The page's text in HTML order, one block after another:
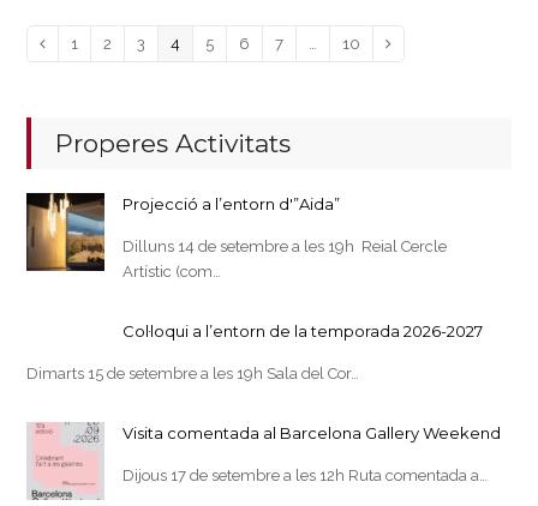
Previous
Page
1 Page
2 Page
3 Page
4 Page
5 Page
6 Page
7 Page
10 Next
Properes Activitats
Projecció a l’entorn d'”Aida”
Dilluns 14 de setembre a les 19h Reial Cercle
Artístic (com…
Col·loqui a l’entorn de la temporada 2026-2027
Dimarts 15 de setembre a les 19h Sala del Cor…
Visita comentada al Barcelona Gallery Weekend
Dijous 17 de setembre a les 12h Ruta comentada a…